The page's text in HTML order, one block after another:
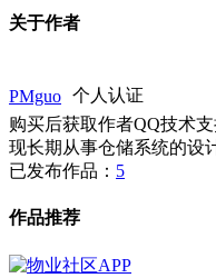
关于作者
PMguo
个人认证
购买后获取作者QQ技术
现长期从事仓储系统的设
已发布作品： 5
作品推荐